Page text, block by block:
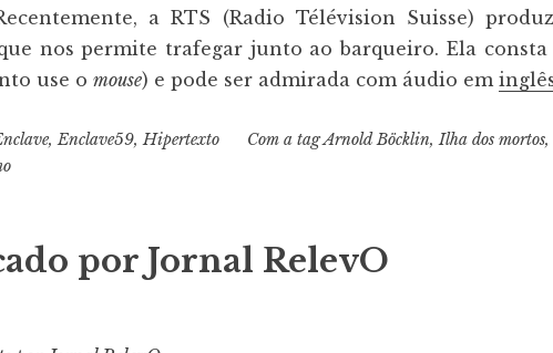
a RTS (Radio Télévision Suisse)
nos permite trafegar junto ao barqueiro. Ela consta
use omouse) e pode ser admirada com áudio em
,Enclave59,Hipertexto Com a tagArnold Böcklin,Ilha dos mortos,
por Jornal RelevO